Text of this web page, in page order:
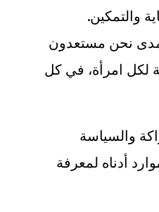
والتمكين.
نحن مستعدون
امرأة، في كل
والسياسة
أدناه لمعرفة